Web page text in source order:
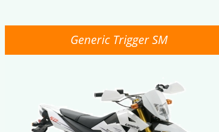
Generic Trigger SM